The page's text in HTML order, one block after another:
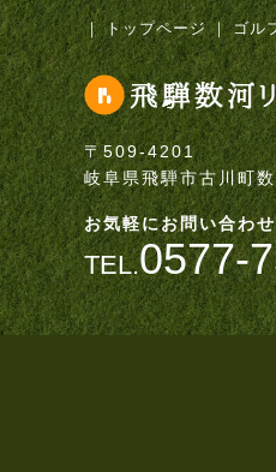
｜ トップページ ｜ ゴル
〒509-4201
岐阜県飛騨市古川町
お気軽にお問い合わ
TEL.0577-